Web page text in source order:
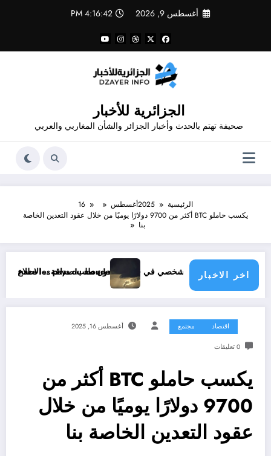
أغسطس 9, 2026 4:16:43 PM
الجزائرية للأخبار
صحيفة تهتم بالحدث وأخبار الجزائر والشأن المغاربي والعربي
الرئيسية 2025أغسطس
16
يكسب حاملو BTC أكثر من 9700 دولارًا يوميًا من خلال عقود التعدين الخاصة
بنا
اخر الاخبار
.. الاطلاع على محتوى صفحة شخص اغلق ملفه الشخصي في فيسبوك دون طلب صداقةclimatique menace les pays du monde
اقتصاد مجتمع أغسطس 16, 2025
0 تعليقات
يكسب حاملو BTC أكثر من
9700 دولارًا يوميًا من خلال
عقود التعدين الخاصة بنا